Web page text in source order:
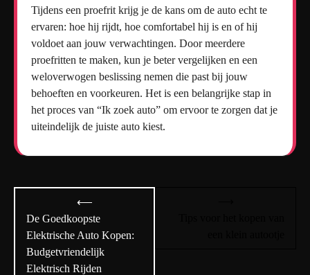
Tijdens een proefrit krijg je de kans om de auto echt te
ervaren: hoe hij rijdt, hoe comfortabel hij is en of hij
voldoet aan jouw verwachtingen. Door meerdere
proefritten te maken, kun je beter vergelijken en een
weloverwogen beslissing nemen die past bij jouw
behoeften en voorkeuren. Het is een belangrijke stap in
het proces van “Ik zoek auto” om ervoor te zorgen dat je
uiteindelijk de juiste auto kiest.
navigatie
⟵
De Goedkoopste
Elektrische Auto Kopen:
Budgetvriendelijk
Elektrisch Rijden